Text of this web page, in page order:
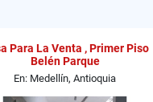
Para La Venta , Primer Piso
Belén Parque
En: Medellín, Antioquia